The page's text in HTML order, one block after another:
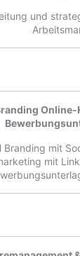
und
Branding mit
mit